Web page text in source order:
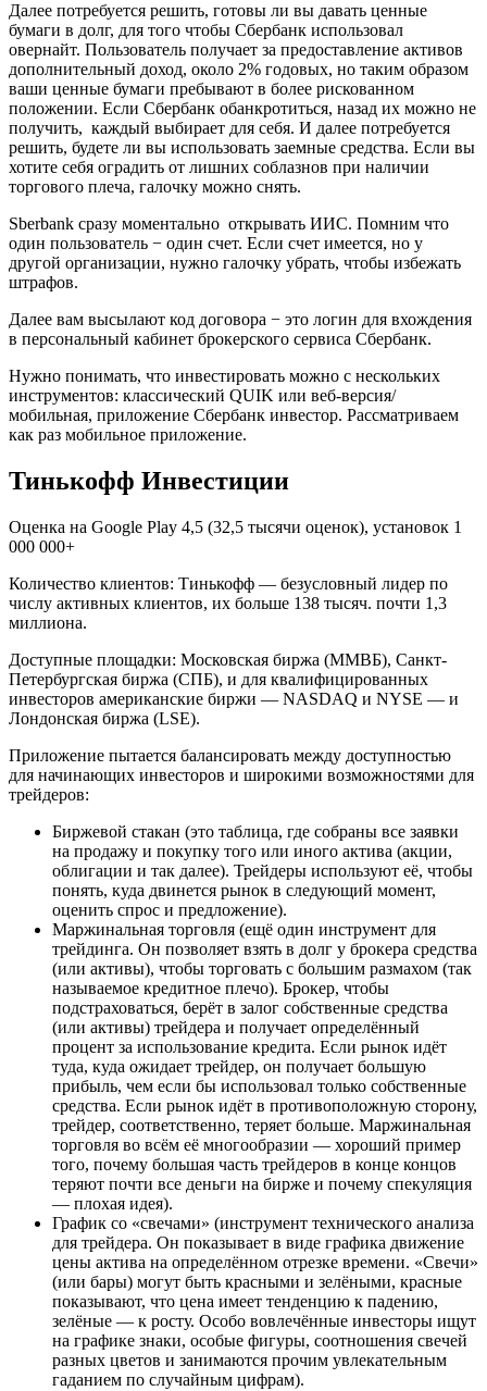
Далее потребуется решить, готовы ли вы давать ценные
бумаги в долг, для того чтобы Сбербанк использовал
овернайт. Пользователь получает за предоставление активов
дополнительный доход, около 2% годовых, но таким образом
ваши ценные бумаги пребывают в более рискованном
положении. Если Сбербанк обанкротиться, назад их можно не
получить, каждый выбирает для себя. И далее потребуется
решить, будете ли вы использовать заемные средства. Если вы
хотите себя оградить от лишних соблазнов при наличии
торгового плеча, галочку можно снять.
Sberbank сразу моментально открывать ИИС. Помним что
один пользователь − один счет. Если счет имеется, но у
другой организации, нужно галочку убрать, чтобы избежать
штрафов.
Далее вам высылают код договора − это логин для вхождения
в персональный кабинет брокерского сервиса Сбербанк.
Нужно понимать, что инвестировать можно с нескольких
инструментов: классический QUIK или веб-версия/
мобильная, приложение Сбербанк инвестор. Рассматриваем
как раз мобильное приложение.
Тинькофф Инвестиции
Оценка на Google Play 4,5 (32,5 тысячи оценок), установок 1
000 000+
Количество клиентов: Тинькофф — безусловный лидер по
числу активных клиентов, их больше 138 тысяч. почти 1,3
миллиона.
Доступные площадки: Московская биржа (ММВБ), Санкт-
Петербургская биржа (СПБ), и для квалифицированных
инвесторов американские биржи — NASDAQ и NYSE — и
Лондонская биржа (LSE).
Приложение пытается балансировать между доступностью
для начинающих инвесторов и широкими возможностями для
трейдеров:
Биржевой стакан (это таблица, где собраны все заявки
на продажу и покупку того или иного актива (акции,
облигации и так далее). Трейдеры используют её, чтобы
понять, куда двинется рынок в следующий момент,
оценить спрос и предложение).
Маржинальная торговля (ещё один инструмент для
трейдинга. Он позволяет взять в долг у брокера средства
(или активы), чтобы торговать с большим размахом (так
называемое кредитное плечо). Брокер, чтобы
подстраховаться, берёт в залог собственные средства
(или активы) трейдера и получает определённый
процент за использование кредита. Если рынок идёт
туда, куда ожидает трейдер, он получает большую
прибыль, чем если бы использовал только собственные
средства. Если рынок идёт в противоположную сторону,
трейдер, соответственно, теряет больше. Маржинальная
торговля во всём её многообразии — хороший пример
того, почему большая часть трейдеров в конце концов
теряют почти все деньги на бирже и почему спекуляция
— плохая идея).
График со «свечами» (инструмент технического анализа
для трейдера. Он показывает в виде графика движение
цены актива на определённом отрезке времени. «Свечи»
(или бары) могут быть красными и зелёными, красные
показывают, что цена имеет тенденцию к падению,
зелёные — к росту. Особо вовлечённые инвесторы ищут
на графике знаки, особые фигуры, соотношения свечей
разных цветов и занимаются прочим увлекательным
гаданием по случайным цифрам).